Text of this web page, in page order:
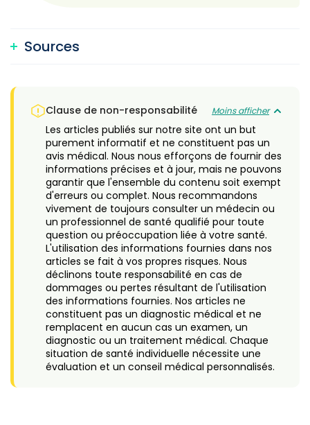
Sources
Clause de non-responsabilité Moins afficher
Les articles publiés sur notre site ont un but
purement informatif et ne constituent pas un
avis médical. Nous nous efforçons de fournir des
informations précises et à jour, mais ne pouvons
garantir que l'ensemble du contenu soit exempt
d'erreurs ou complet. Nous recommandons
vivement de toujours consulter un médecin ou
un professionnel de santé qualifié pour toute
question ou préoccupation liée à votre santé.
L'utilisation des informations fournies dans nos
articles se fait à vos propres risques. Nous
déclinons toute responsabilité en cas de
dommages ou pertes résultant de l'utilisation
des informations fournies. Nos articles ne
constituent pas un diagnostic médical et ne
remplacent en aucun cas un examen, un
diagnostic ou un traitement médical. Chaque
situation de santé individuelle nécessite une
évaluation et un conseil médical personnalisés.